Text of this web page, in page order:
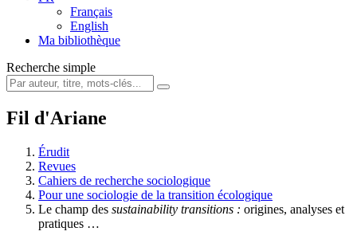
Français
English
Ma bibliothèque
Recherche simple
Fil d'Ariane
Érudit
Revues
Cahiers de recherche sociologique
Pour une sociologie de la transition écologique
Le champ des sustainability transitions : origines, analyses et
pratiques …